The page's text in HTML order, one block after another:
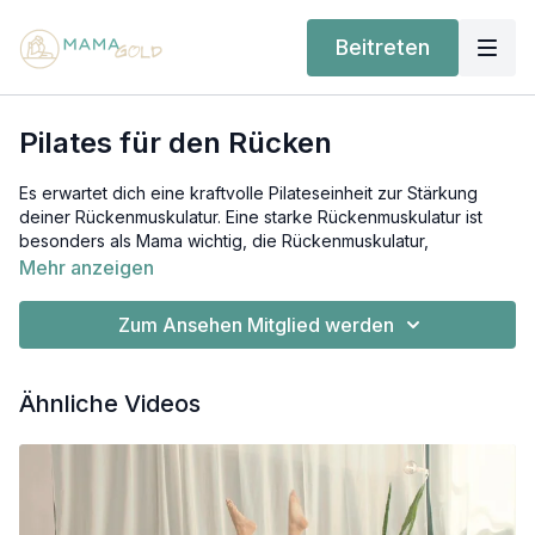
Beitreten
Pilates für den Rücken
Es erwartet dich eine kraftvolle Pilateseinheit zur Stärkung
deiner Rückenmuskulatur. Eine starke Rückenmuskulatur ist
besonders als Mama wichtig, die Rückenmuskulatur,
Bauchmuskulatur und Beckenbodenmuskulatur bilden ein
Dieses Workout ist nach dem abgeschlossenem
oder pausieren solltest:
Schmerzen an deinen Geburtsverletzungen, Becken,
Rücken oder Bauch
Allgemeine Schmerzen
Mehr anzeigen
Zum Ansehen Mitglied werden
Ähnliche Videos